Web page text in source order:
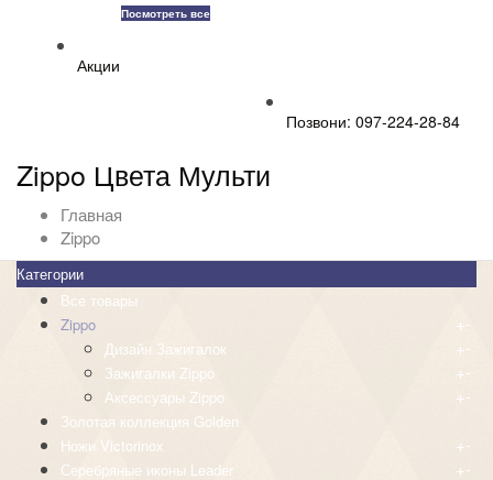
Посмотреть все
Акции
Позвони: 097-224-28-84
Zippo Цвета Мульти
Главная
Zippo
Категории
Все товары
Zippo
+-
Дизайн Зажигалок +-
Зажигалки Zippo +-
Аксессуары Zippo +-
Золотая коллекция Golden
Ножи Victorinox
+-
Серебряные иконы Leader +-